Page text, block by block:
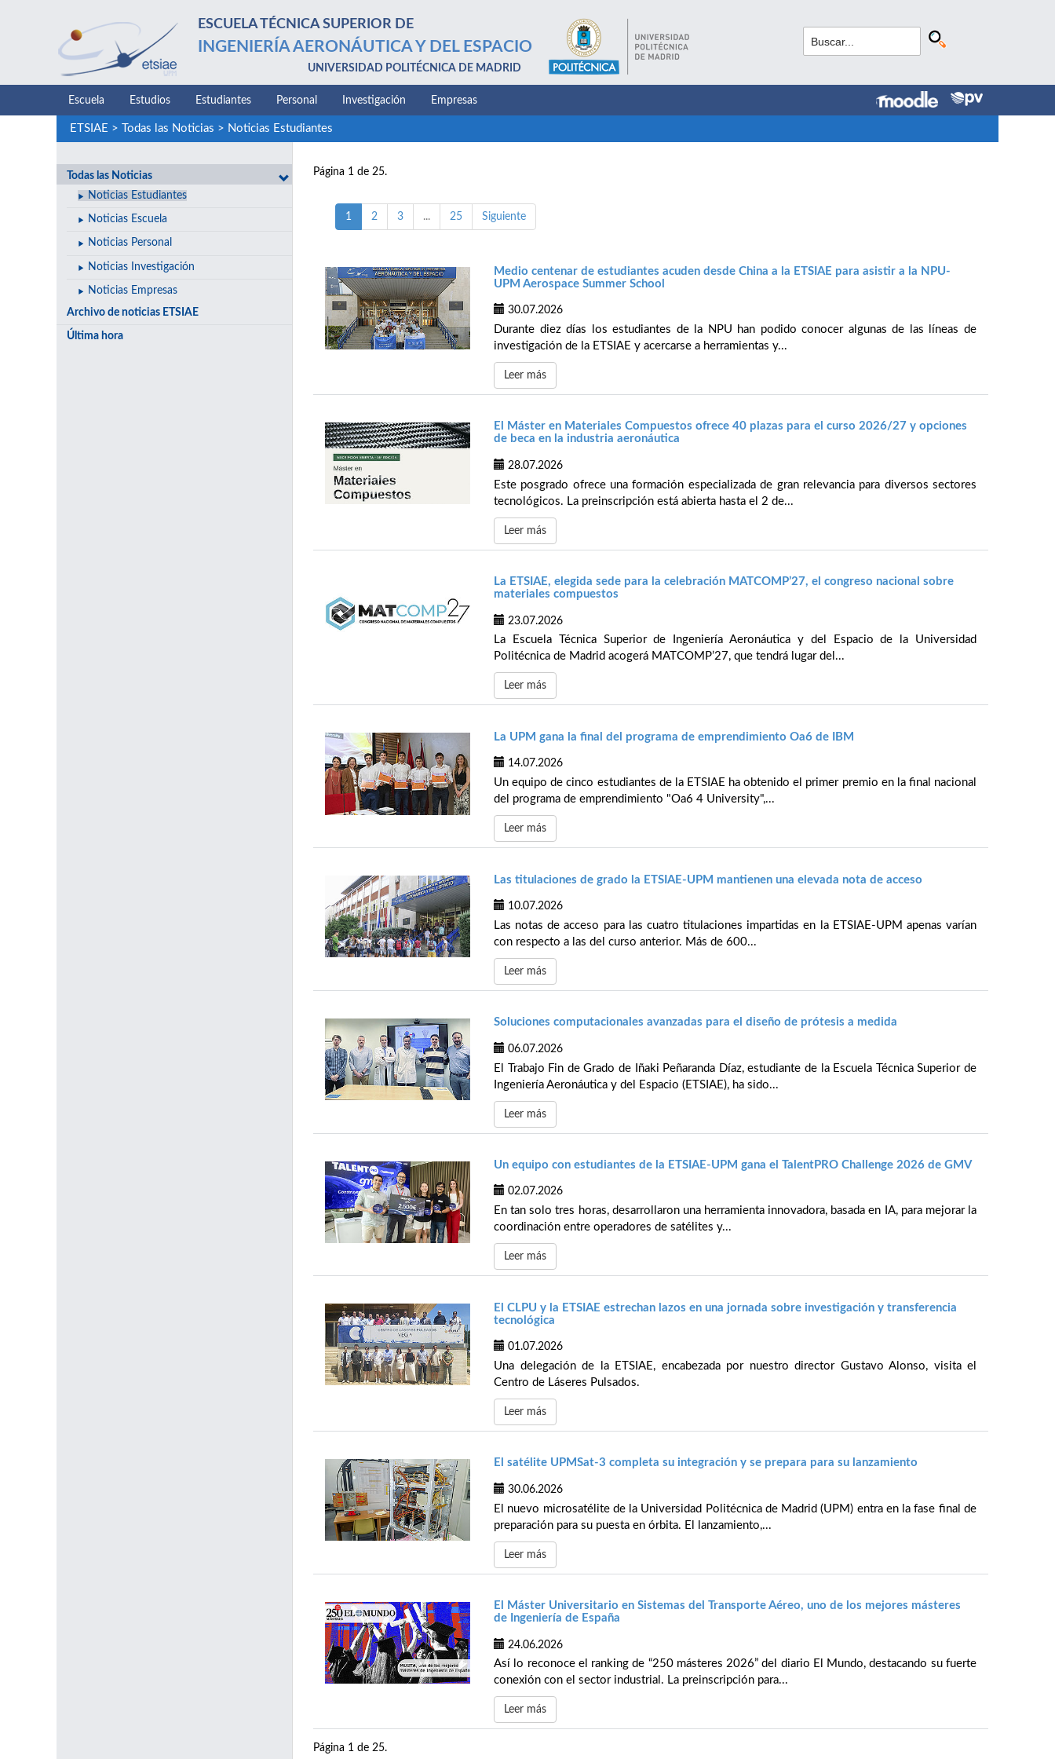
ESCUELA TÉCNICA SUPERIOR DE
INGENIERÍA AERONÁUTICA Y DEL ESPACIO
UNIVERSIDAD POLITÉCNICA DE MADRID
Escuela Estudios Estudiantes Personal Investigación Empresas
ETSIAE > Todas las Noticias > Noticias Estudiantes
Todas las Noticias
Noticias Estudiantes
Noticias Escuela
Noticias Personal
Noticias Investigación
Noticias Empresas
Archivo de noticias ETSIAE
Última hora
Página 1 de 25.
1 2 3 ... 25 Siguiente
Medio centenar de estudiantes acuden desde China a la ETSIAE para asistir a la NPU-
UPM Aerospace Summer School
30.07.2026
Durante diez días los estudiantes de la NPU han podido conocer algunas de las líneas de
investigación de la ETSIAE y acercarse a herramientas y...
Leer más
El Máster en Materiales Compuestos ofrece 40 plazas para el curso 2026/27 y opciones
de beca en la industria aeronáutica
28.07.2026
Este posgrado ofrece una formación especializada de gran relevancia para diversos sectores
tecnológicos. La preinscripción está abierta hasta el 2 de...
Leer más
La ETSIAE, elegida sede para la celebración MATCOMP’27, el congreso nacional sobre
materiales compuestos
23.07.2026
La Escuela Técnica Superior de Ingeniería Aeronáutica y del Espacio de la Universidad
Politécnica de Madrid acogerá MATCOMP’27, que tendrá lugar del...
Leer más
La UPM gana la final del programa de emprendimiento Oa6 de IBM
14.07.2026
Un equipo de cinco estudiantes de la ETSIAE ha obtenido el primer premio en la final nacional
del programa de emprendimiento "Oa6 4 University",...
Leer más
Las titulaciones de grado la ETSIAE-UPM mantienen una elevada nota de acceso
10.07.2026
Las notas de acceso para las cuatro titulaciones impartidas en la ETSIAE-UPM apenas varían
con respecto a las del curso anterior. Más de 600...
Leer más
Soluciones computacionales avanzadas para el diseño de prótesis a medida
06.07.2026
El Trabajo Fin de Grado de Iñaki Peñaranda Díaz, estudiante de la Escuela Técnica Superior de
Ingeniería Aeronáutica y del Espacio (ETSIAE), ha sido...
Leer más
Un equipo con estudiantes de la ETSIAE-UPM gana el TalentPRO Challenge 2026 de GMV
02.07.2026
En tan solo tres horas, desarrollaron una herramienta innovadora, basada en IA, para mejorar la
coordinación entre operadores de satélites y...
Leer más
El CLPU y la ETSIAE estrechan lazos en una jornada sobre investigación y transferencia
tecnológica
01.07.2026
Una delegación de la ETSIAE, encabezada por nuestro director Gustavo Alonso, visita el
Centro de Láseres Pulsados.
Leer más
El satélite UPMSat-3 completa su integración y se prepara para su lanzamiento
30.06.2026
El nuevo microsatélite de la Universidad Politécnica de Madrid (UPM) entra en la fase final de
preparación para su puesta en órbita. El lanzamiento,...
Leer más
El Máster Universitario en Sistemas del Transporte Aéreo, uno de los mejores másteres
de Ingeniería de España
24.06.2026
Así lo reconoce el ranking de “250 másteres 2026” del diario El Mundo, destacando su fuerte
conexión con el sector industrial. La preinscripción para...
Leer más
Página 1 de 25.